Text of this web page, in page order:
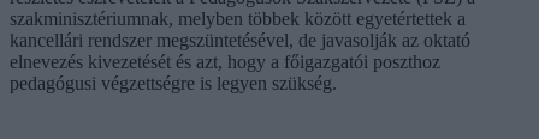
szakminisztériumnak, melyben többek között egyetértettek a
kancellári rendszer megszüntetésével, de javasolják az oktató
elnevezés kivezetését és azt, hogy a főigazgatói poszthoz
pedagógusi végzettségre is legyen szükség.